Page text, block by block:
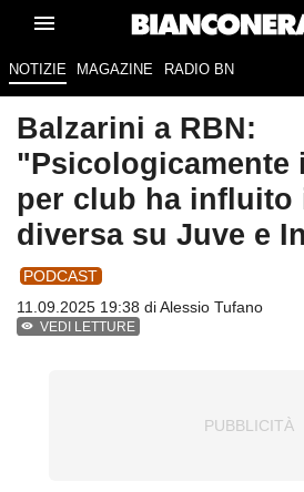
NOTIZIE MAGAZINE RADIO BN
Balzarini a RBN:
"Psicologicamente
per club ha influito
diversa su Juve e
PODCAST
11.09.2025 19:38 diAlessio Tufano
VEDI LETTURE